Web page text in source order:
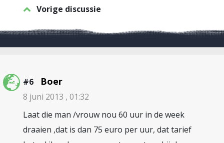
Vorige discussie
#6 Boer
8 juni 2013 , 01:32
Laat die man /vrouw nou 60 uur in de week
draaien ,dat is dan 75 euro per uur, dat tarief